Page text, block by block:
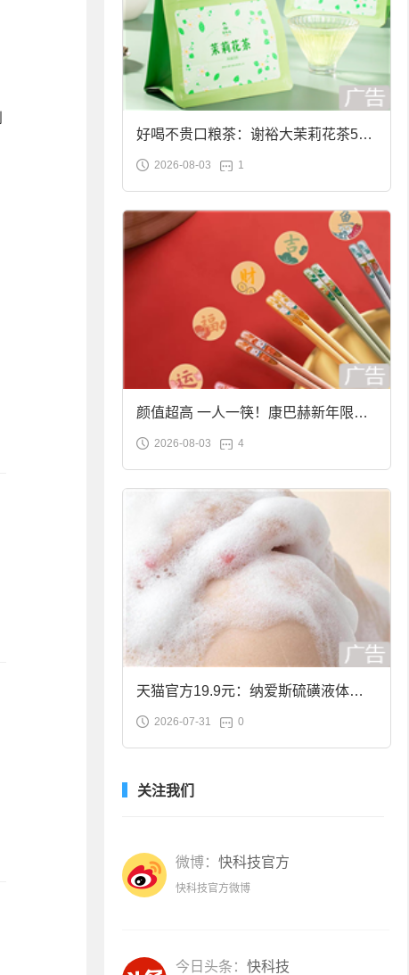
好喝不贵口粮茶：谢裕大茉莉花茶50g
袋装9.9元到手
2026-08-03 1
颜值超高 一人一筷！康巴赫新年限定
合金筷子大促：19.9元
2026-08-03 4
天猫官方19.9元：纳爱斯硫磺液体香
皂2斤大促
2026-07-31 0
关注我们
微博： 快科技官方
快科技官方微博
今日头条： 快科技